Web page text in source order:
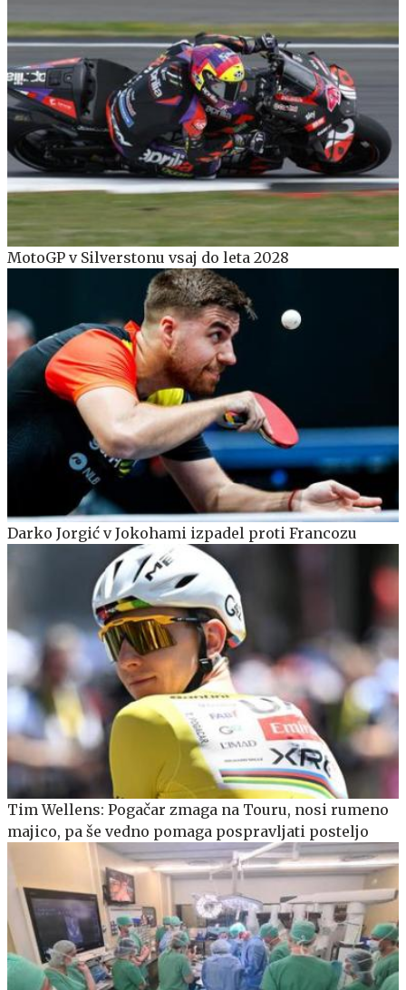
MotoGP v Silverstonu vsaj do leta 2028
Darko Jorgić v Jokohami izpadel proti Francozu
Tim Wellens: Pogačar zmaga na Touru, nosi rumeno
majico, pa še vedno pomaga pospravljati posteljo